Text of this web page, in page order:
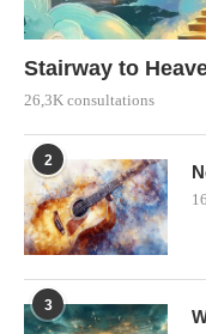
Stairway to
26,3K consultations
2
3